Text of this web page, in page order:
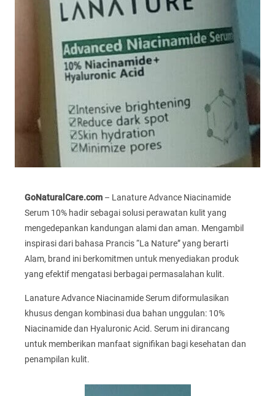
GoNaturalCare.com – Lanature Advance Niacinamide
Serum 10% hadir sebagai solusi perawatan kulit yang
mengedepankan kandungan alami dan aman. Mengambil
inspirasi dari bahasa Prancis “La Nature” yang berarti
Alam, brand ini berkomitmen untuk menyediakan produk
yang efektif mengatasi berbagai permasalahan kulit.
Lanature Advance Niacinamide Serum diformulasikan
khusus dengan kombinasi dua bahan unggulan: 10%
Niacinamide dan Hyaluronic Acid. Serum ini dirancang
untuk memberikan manfaat signifikan bagi kesehatan dan
penampilan kulit.